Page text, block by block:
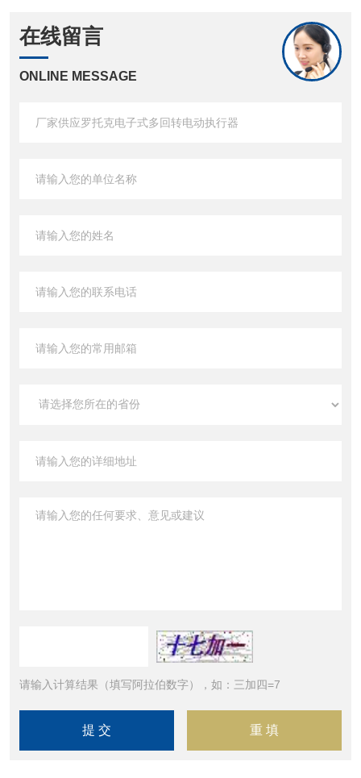
在线留言
ONLINE MESSAGE
请输入计算结果（填写阿拉伯数字），如：三加四=7